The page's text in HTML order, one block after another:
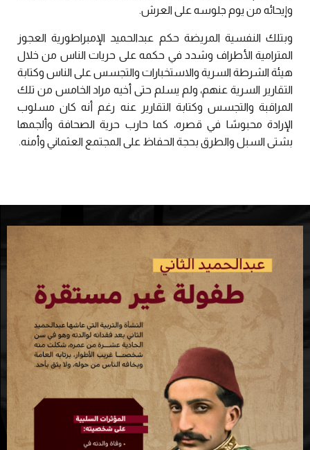
وإيحائه من يوم جلوسه على العرش.
وبتلك النفسية المريضة حكم عبدالحميد الإمبراطورية العجوز
المترامية الأطراف وشدد في حكمه على حريات الناس من خلال
هيئة الشرطة السرية والاستخبارات والتجسس على الناس وكتابة
التقارير السرية عنهم، ولم يسلم حتى أخيه مراد الخامس من تلك
المراقبة والتجسس وكتابة التقارير عنه رغم أنه كان مسلوب
الإرادة محبوسًا في قصره، كما حارب حرية الصحافة وألجمها
بشتى السبل والطرق بحجة الحفاظ على المجتمع العثماني وأمنه.